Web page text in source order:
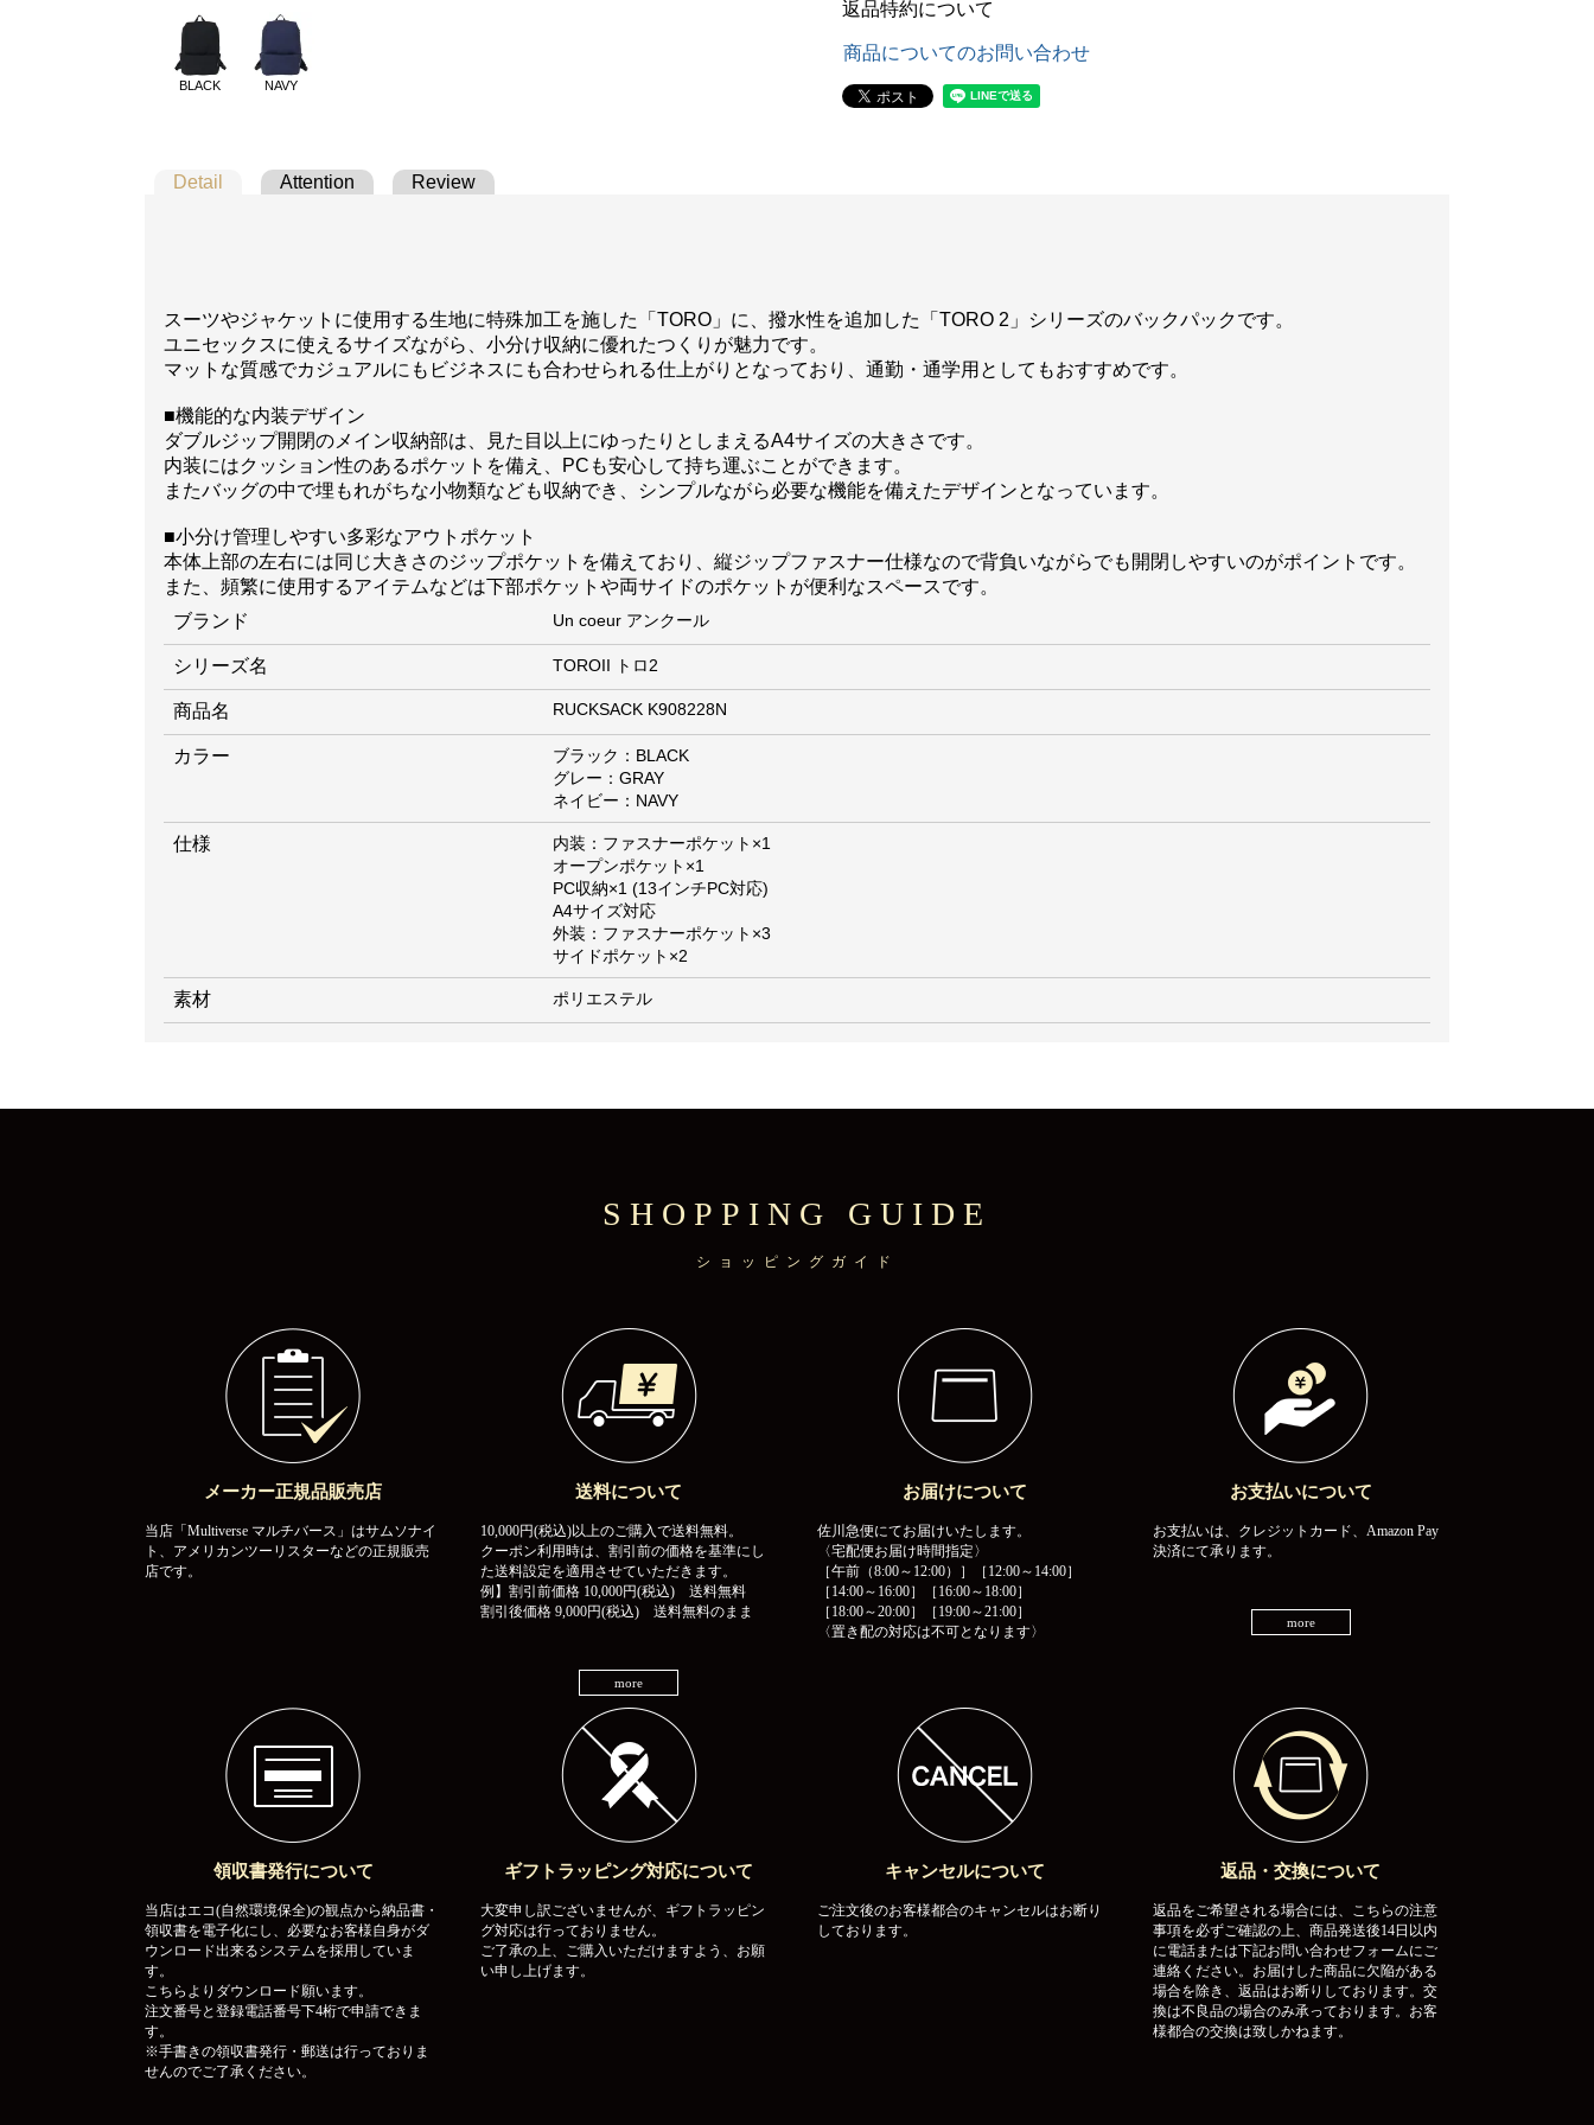
BLACK NAVY
返品特約について
商品についてのお問い合わせ
Detail Attention Review
スーツやジャケットに使用する生地に特殊加工を施した「TORO」に、撥水性を追加した「TORO 2」シリーズのバックパックです。
ユニセックスに使えるサイズながら、小分け収納に優れたつくりが魅力です。
マットな質感でカジュアルにもビジネスにも合わせられる仕上がりとなっており、通勤・通学用としてもおすすめです。
■機能的な内装デザイン
ダブルジップ開閉のメイン収納部は、見た目以上にゆったりとしまえるA4サイズの大きさです。
内装にはクッション性のあるポケットを備え、PCも安心して持ち運ぶことができます。
またバッグの中で埋もれがちな小物類なども収納でき、シンプルながら必要な機能を備えたデザインとなっています。
■小分け管理しやすい多彩なアウトポケット
本体上部の左右には同じ大きさのジップポケットを備えており、縦ジップファスナー仕様なので背負いながらでも開閉しやすいのがポイントです。
また、頻繁に使用するアイテムなどは下部ポケットや両サイドのポケットが便利なスペースです。
ブランド
Un coeur アンクール
シリーズ名 TOROII トロ2
商品名 RUCKSACK K908228N
カラー
ブラック：BLACK
グレー：GRAY
ネイビー：NAVY
仕様
内装：ファスナーポケット×1
オープンポケット×1
PC収納×1 (13インチPC対応)
A4サイズ対応
外装：ファスナーポケット×3
サイドポケット×2
素材 ポリエステル
SHOPPING GUIDE
ショッピングガイド
メーカー正規品販売店
当店「Multiverse マルチバース」はサムソナイ
ト、アメリカンツーリスターなどの正規販売
店です。
送料について
10,000円(税込)以上のご購入で送料無料。
クーポン利用時は、割引前の価格を基準にし
た送料設定を適用させていただきます。
例】割引前価格 10,000円(税込) 送料無料
割引後価格 9,000円(税込) 送料無料のまま
more
お届けについて
佐川急便にてお届けいたします。
〈宅配便お届け時間指定〉
［午前（8:00～12:00）］［12:00～14:00］
［14:00～16:00］［16:00～18:00］
［18:00～20:00］［19:00～21:00］
〈置き配の対応は不可となります〉
お支払いについて
お支払いは、クレジットカード、Amazon Pay
決済にて承ります。
more
領収書発行について
当店はエコ(自然環境保全)の観点から納品書・
領収書を電子化にし、必要なお客様自身がダ
ウンロード出来るシステムを採用していま
す。
こちらよりダウンロード願います。
注文番号と登録電話番号下4桁で申請できま
す。
※手書きの領収書発行・郵送は行っておりま
せんのでご了承ください。
ギフトラッピング対応について
大変申し訳ございませんが、ギフトラッピン
グ対応は行っておりません。
ご了承の上、ご購入いただけますよう、お願
い申し上げます。
キャンセルについて
ご注文後のお客様都合のキャンセルはお断り
しております。
返品・交換について
返品をご希望される場合には、こちらの注意
事項を必ずご確認の上、商品発送後14日以内
に電話または下記お問い合わせフォームにご
連絡ください。お届けした商品に欠陥がある
場合を除き、返品はお断りしております。交
換は不良品の場合のみ承っております。お客
様都合の交換は致しかねます。